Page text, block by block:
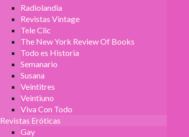
Radiolandia
Revistas Vintage
Tele Clic
The New York Review Of Books
Todo es Historia
Semanario
Susana
Veintitres
Veintiuno
Viva Con Todo
Revistas Eróticas
Gay